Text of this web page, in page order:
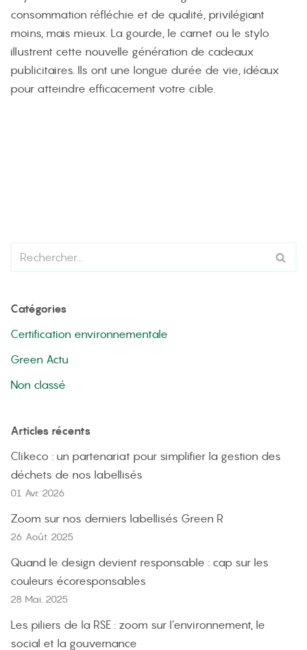
consommation réfléchie et de qualité, privilégiant
moins, mais mieux. La gourde, le carnet ou le stylo
illustrent cette nouvelle génération de cadeaux
publicitaires. Ils ont une longue durée de vie, idéaux
pour atteindre efficacement votre cible.
Catégories
Certification environnementale
Green Actu
Non classé
Articles récents
Clikeco : un partenariat pour simplifier la gestion des
déchets de nos labellisés
01 Avr. 2026
Zoom sur nos derniers labellisés Green R
26 Août. 2025
Quand le design devient responsable : cap sur les
couleurs écoresponsables
28 Mai. 2025
Les piliers de la RSE : zoom sur l’environnement, le
social et la gouvernance